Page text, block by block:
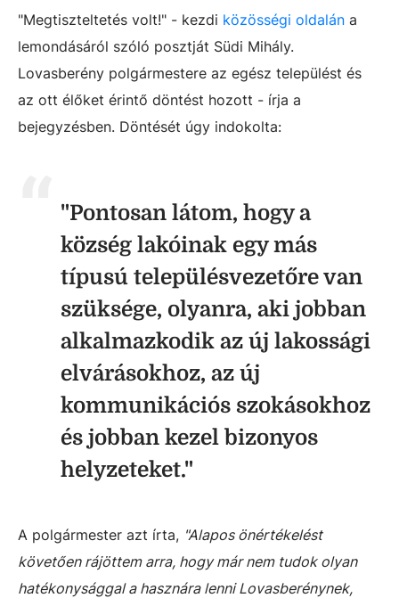
"Megtiszteltetés volt!" - kezdi közösségi oldalán a
lemondásáról szóló posztját Südi Mihály.
Lovasberény polgármestere az egész települést és
az ott élőket érintő döntést hozott - írja a
bejegyzésben. Döntését úgy indokolta:
"Pontosan látom, hogy a
község lakóinak egy más
típusú településvezetőre van
szüksége, olyanra, aki jobban
alkalmazkodik az új lakossági
elvárásokhoz, az új
kommunikációs szokásokhoz
és jobban kezel bizonyos
helyzeteket."
A polgármester azt írta, "Alapos önértékelést
követően rájöttem arra, hogy már nem tudok olyan
hatékonysággal a hasznára lenni Lovasberénynek,